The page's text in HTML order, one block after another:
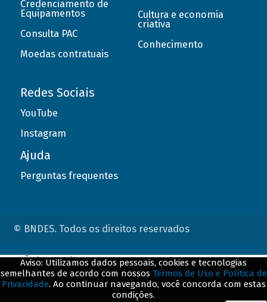
Credenciamento de
Equipamentos
Consulta PAC
Moedas contratuais
Cultura e economia
criativa
Conhecimento
Redes Sociais
YouTube
Instagram
Ajuda
Perguntas frequentes
© BNDES. Todos os direitos reservados
Aviso: Utilizamos dados pessoais, cookies e tecnologias
semelhantes de acordo com nossos Termos de Uso e Política de
Privacidade. Ao continuar navegando, você concorda com estas
condições.
ConteÃºdo complementar
${title}${badge}